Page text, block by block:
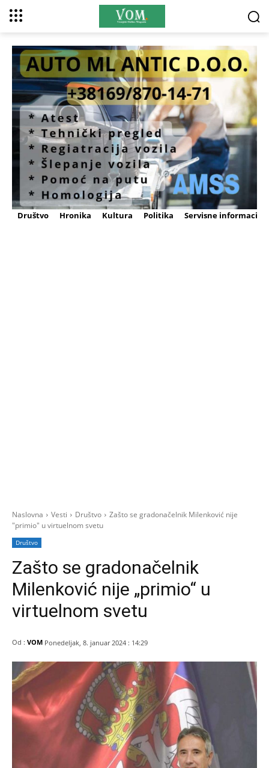
Društvo Hronika Kultura Politika Servisne informacije
Naslovna Vesti Društvo
Zašto se gradonačelnik Milenković nije
"primio" u virtuelnom svetu
Društvo
Zašto se gradonačelnik
Milenković nije „primio“ u
virtuelnom svetu
Od : VOM Ponedeljak, 8. januar 2024 : 14:29